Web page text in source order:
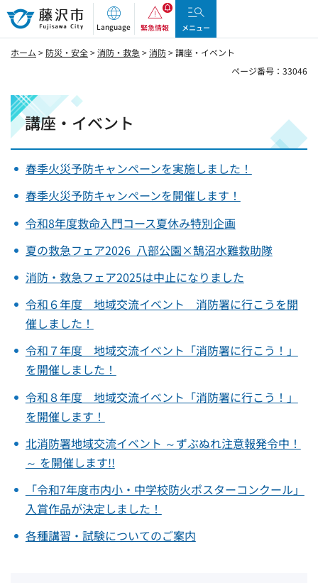
藤沢市
Language 緊急情報 メニュー
ホーム > 防災・安全>消防・救急 >消防> 講座・イベント
ページ番号：33046
講座・イベント
春季火災予防キャンペーンを実施しました！
春季火災予防キャンペーンを開催します！
令和8年度救命入門コース夏休み特別企画
夏の救急フェア2026 八部公園×鵠沼水難救助隊
消防・救急フェア2025は中止になりました
令和６年度 地域交流イベント 消防署に行こうを開
催しました！
令和７年度 地域交流イベント「消防署に行こう！」
を開催しました！
令和８年度 地域交流イベント「消防署に行こう！」
を開催します！
北消防署地域交流イベント ～ずぶぬれ注意報発令中！
～ を開催します!!
「令和7年度市内小・中学校防火ポスターコンクール」
入賞作品が決定しました！
各種講習・試験についてのご案内